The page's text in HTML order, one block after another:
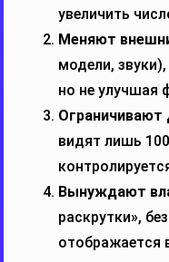
увеличить
Меняют
модели,
но не улучшая
Ограничивают
видят лишь
Вынуждают
раскрутки»,
отображается